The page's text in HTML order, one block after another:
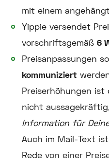
mit einem
Yippie versendet
vorschriftsgemäß 6
Preisanpassungen
kommuniziert
Preiserhöhungen
nicht
Information für
Auch im Mail-Text
Rede von einer